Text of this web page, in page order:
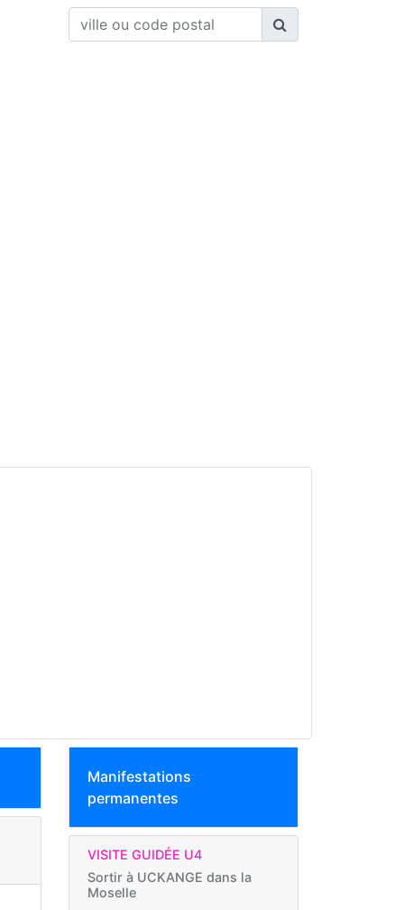
Manifestations
permanentes
VISITE GUIDÉE U4
Sortir à UCKANGE dans la
Moselle